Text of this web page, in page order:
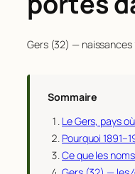
Gers (32) — naissances
Sommaire
Le Gers, pays
Pourquoi
Ce que les